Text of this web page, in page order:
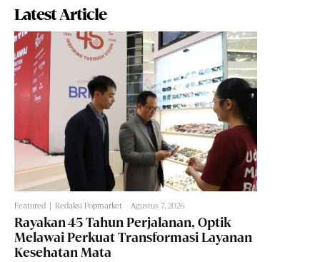
Latest Article
Featured Redaksi Popmarket Agustus 7, 2026
Rayakan 45 Tahun Perjalanan, Optik
Melawai Perkuat Transformasi Layanan
Kesehatan Mata